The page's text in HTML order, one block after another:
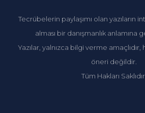
Tecrübelerin paylaşımı olan yazıların
alması bir danışmanlık anlamına
Yazılar, yalnızca bilgi verme amaçlıdır,
öneri değildir.
Tüm Hakları Saklıdır.